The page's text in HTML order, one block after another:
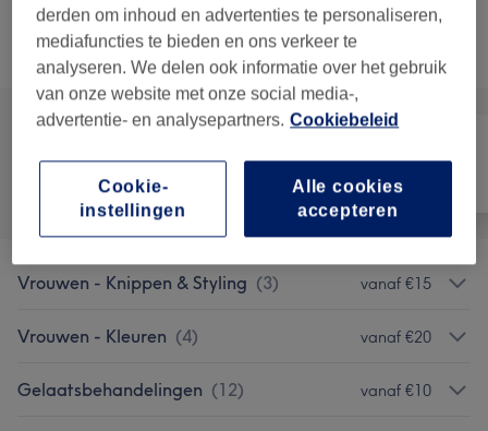
Alle behandelingen
Alle
Vrouwen - Knippen & Styling (3) vanaf €15
Vrouwen - Kleuren (4) vanaf €20
Gelaatsbehandelingen (12) vanaf €10
derden om inhoud en advertenties te personaliseren,
mediafuncties te bieden en ons verkeer te
analyseren. We delen ook informatie over het gebruik
van onze website met onze social media-,
advertentie- en analysepartners. Cookiebeleid
Alle cookies
accepteren
Cookie-
instellingen